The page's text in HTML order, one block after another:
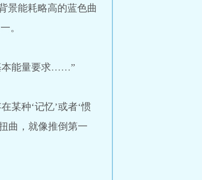
景能耗略高的蓝色曲
。
本能量要求……”
某种‘记忆’或者‘惯
曲，就像推倒第一